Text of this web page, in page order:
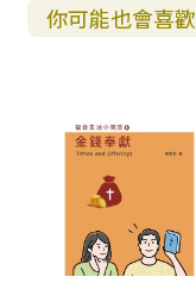
你可能也會喜歡